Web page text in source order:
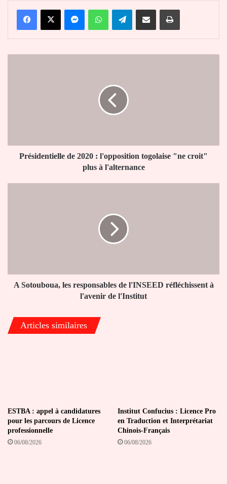
FacebookX MessengerWhatsAppTelegramPartager par email Imprimer
plus
Présidentielle de 2020 : l'opposition togolaise "ne croit"
plus à l'alternance
l'avenir
A Sotouboua, les responsables de l'INSEED réfléchissent à
l'avenir de l'Institut
Articles similaires
ESTBA : appel à candidatures
pour les parcours de Licence
professionnelle
06/08/2026
Institut Confucius : Licence Pro
en Traduction et Interprétariat
Chinois-Français
06/08/2026